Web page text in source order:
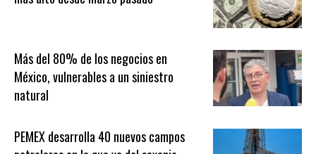
Más del 80% de los negocios en
México, vulnerables a un siniestro
natural
PEMEX desarrolla 40 nuevos campos